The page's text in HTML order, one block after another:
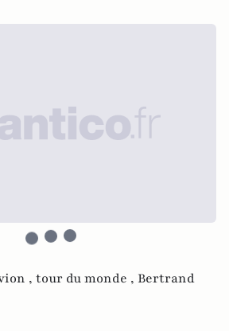
, tour du monde , Bertrand